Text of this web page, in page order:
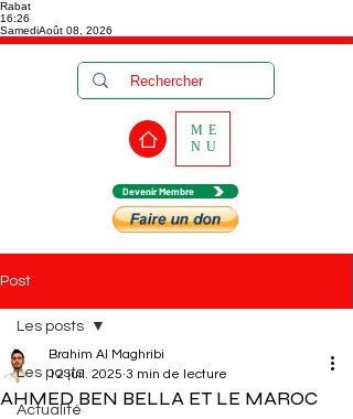
Rabat
16:26
SamediAoût 08, 2026
Devenir Membre
ME
NU
Post
Les posts
Actualité
Les posts
AHMED BEN BELLA ET LE MAROC
Brahim Al Maghribi
12 juil. 2025 3 min de lecture